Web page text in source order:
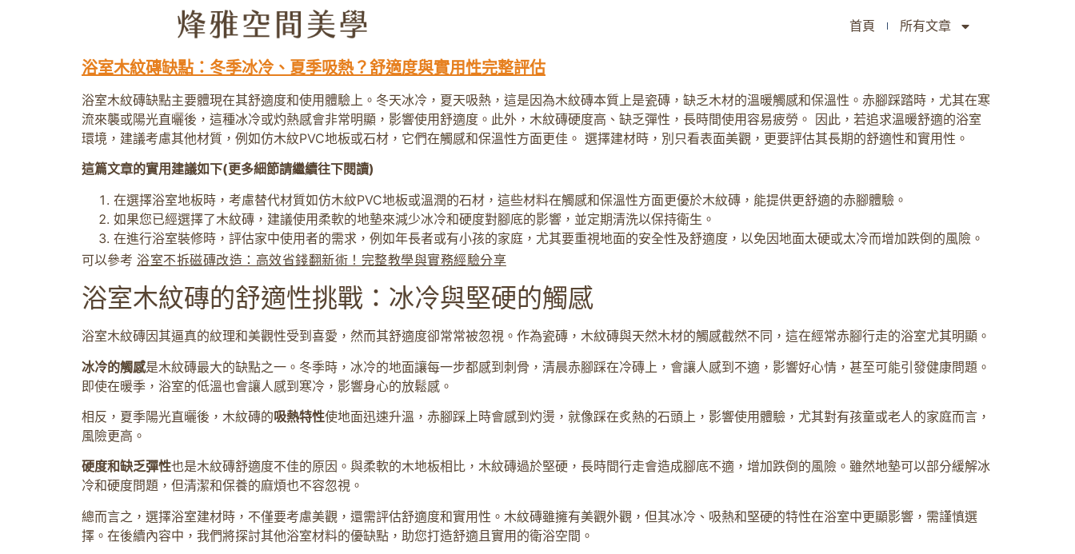
首頁 所有文章
浴室木紋磚缺點：冬季冰冷、夏季吸熱？舒適度與實用性完整評估
浴室木紋磚缺點主要體現在其舒適度和使用體驗上。冬天冰冷，夏天吸熱，這是因為木紋磚本質上是瓷磚，缺乏木材的溫暖觸感和保溫性。赤腳踩踏時，尤其在寒
流來襲或陽光直曬後，這種冰冷或灼熱感會非常明顯，影響使用舒適度。此外，木紋磚硬度高、缺乏彈性，長時間使用容易疲勞。 因此，若追求溫暖舒適的浴室
環境，建議考慮其他材質，例如仿木紋PVC地板或石材，它們在觸感和保溫性方面更佳。 選擇建材時，別只看表面美觀，更要評估其長期的舒適性和實用性。
這篇文章的實用建議如下(更多細節請繼續往下閱讀)
在選擇浴室地板時，考慮替代材質如仿木紋PVC地板或溫潤的石材，這些材料在觸感和保溫性方面更優於木紋磚，能提供更舒適的赤腳體驗。
如果您已經選擇了木紋磚，建議使用柔軟的地墊來減少冰冷和硬度對腳底的影響，並定期清洗以保持衛生。
在進行浴室裝修時，評估家中使用者的需求，例如年長者或有小孩的家庭，尤其要重視地面的安全性及舒適度，以免因地面太硬或太冷而增加跌倒的風險。
可以參考 浴室不拆磁磚改造：高效省錢翻新術！完整教學與實務經驗分享
浴室木紋磚的舒適性挑戰：冰冷與堅硬的觸感
浴室木紋磚因其逼真的紋理和美觀性受到喜愛，然而其舒適度卻常常被忽視。作為瓷磚，木紋磚與天然木材的觸感截然不同，這在經常赤腳行走的浴室尤其明顯。
冰冷的觸感是木紋磚最大的缺點之一。冬季時，冰冷的地面讓每一步都感到刺骨，清晨赤腳踩在冷磚上，會讓人感到不適，影響好心情，甚至可能引發健康問題。
即使在暖季，浴室的低溫也會讓人感到寒冷，影響身心的放鬆感。
相反，夏季陽光直曬後，木紋磚的吸熱特性使地面迅速升溫，赤腳踩上時會感到灼燙，就像踩在炙熱的石頭上，影響使用體驗，尤其對有孩童或老人的家庭而言，
風險更高。
硬度和缺乏彈性也是木紋磚舒適度不佳的原因。與柔軟的木地板相比，木紋磚過於堅硬，長時間行走會造成腳底不適，增加跌倒的風險。雖然地墊可以部分緩解冰
冷和硬度問題，但清潔和保養的麻煩也不容忽視。
總而言之，選擇浴室建材時，不僅要考慮美觀，還需評估舒適度和實用性。木紋磚雖擁有美觀外觀，但其冰冷、吸熱和堅硬的特性在浴室中更顯影響，需謹慎選
擇。在後續內容中，我們將探討其他浴室材料的優缺點，助您打造舒適且實用的衛浴空間。